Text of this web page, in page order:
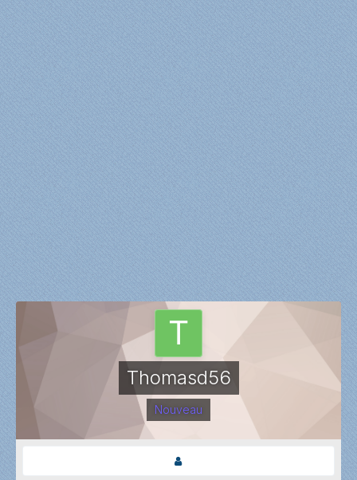
Thomasd56
Nouveau